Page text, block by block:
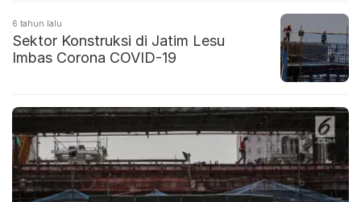
6 tahun lalu
Sektor Konstruksi di Jatim Lesu
Imbas Corona COVID-19